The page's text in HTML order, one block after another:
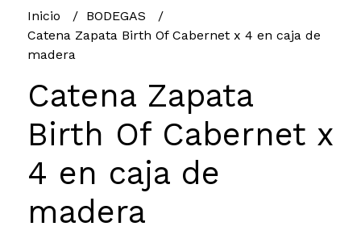
Inicio
BODEGAS
Catena Zapata Birth Of Cabernet x 4 en caja de
madera
Catena Zapata
Birth Of Cabernet x
4 en caja de
madera